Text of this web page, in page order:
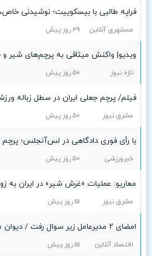
همشهری آنلاین ۴٩ روز پیش
ویدیو| واکنش میثاقی به پرچم‌های شیر و
تازه نیوز ۵۰ روز پیش
فیلم/ پرچم جعلی ایران در سطل زباله
مشرق نیوز ۵۰ روز پیش
خبرورزشی ۵۰ روز پیش
معاریو: عملیات «غرش شیر» در ایران به
مشرق نیوز ۵۱ روز پیش
اقتصاد آنلاین ۵۱ روز پیش